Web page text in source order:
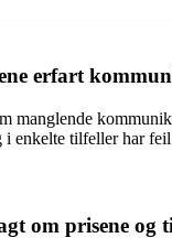
erfart
manglende
i enkelte tilfeller har
om prisene